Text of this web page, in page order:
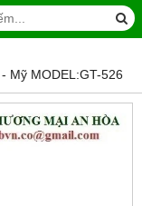
Mỹ MODEL:GT-526